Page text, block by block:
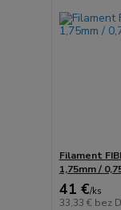
Filament
1,75mm /
41 €/ks
33,33 € bez